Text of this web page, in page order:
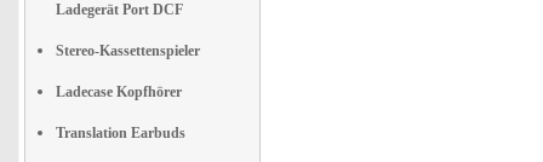
Ladegerät Port DCF
Stereo-Kassettenspieler
Ladecase Kopfhörer
Translation Earbuds